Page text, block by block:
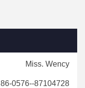
Miss. Wency
86-0576--87104728